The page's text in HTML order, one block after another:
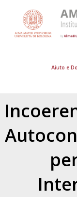
Aiuto e